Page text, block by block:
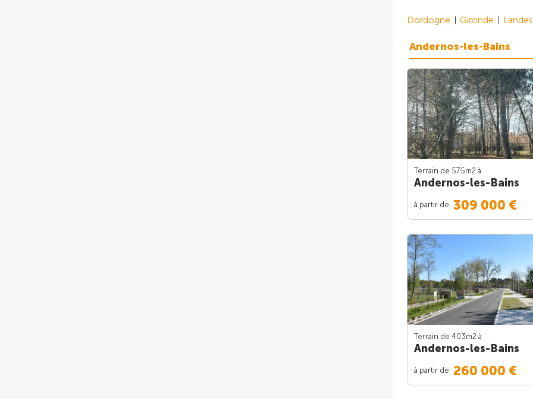
Dordogne Gironde Landes
Andernos-les-Bains
Terrain de 575m2 à
Andernos-les-Bains
à partir de 309 000 €
Terrain de 403m2 à
Andernos-les-Bains
à partir de 260 000 €